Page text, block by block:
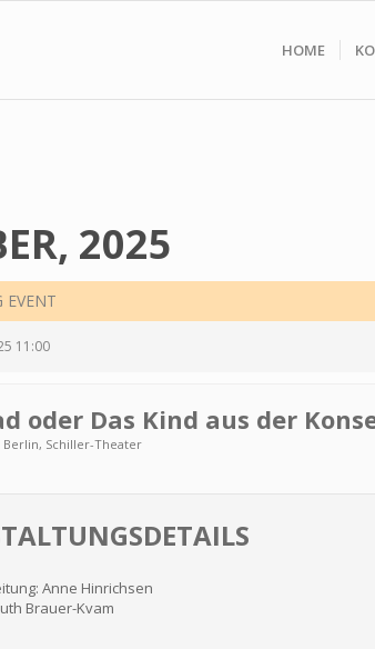
HOME
2025
EVENT
11:00
oder Das Kind aus der
Berlin, Schiller-Theater
An­ne Hin­rich­sen
Brau­er-­Kvam